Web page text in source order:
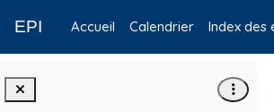
EPI Accueil Calendrier Index des
Replier
Lecture 10, code 4&eLm$2$